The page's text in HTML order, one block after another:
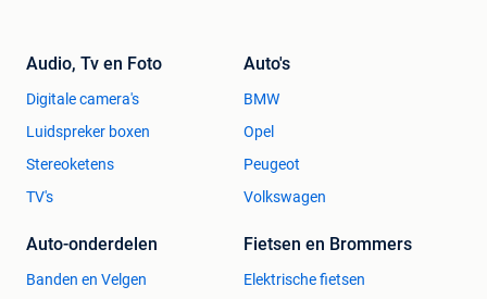
Audio, Tv en Foto
Digitale camera's
Luidspreker boxen
Stereoketens
TV's
Auto's
BMW
Opel
Peugeot
Volkswagen
Auto-onderdelen
Banden en Velgen
Fietsen en Brommers
Elektrische fietsen